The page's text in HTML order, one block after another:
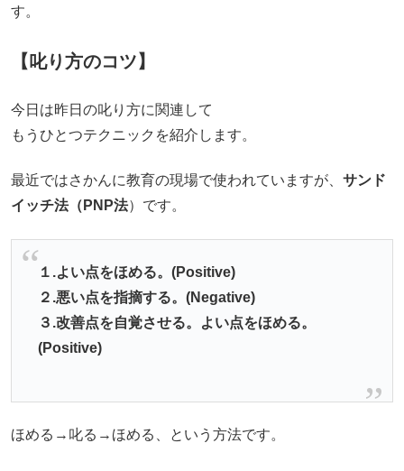
す。
【叱り方のコツ】
今日は昨日の叱り方に関連して
もうひとつテクニックを紹介します。
最近ではさかんに教育の現場で使われていますが、 サンド
イッチ法（PNP法）です。
１.よい点をほめる。(Positive)
２.悪い点を指摘する。(Negative)
３.改善点を自覚させる。
よい点をほめる。
(Positive)
ほめる→叱る→ほめる、という方法です。